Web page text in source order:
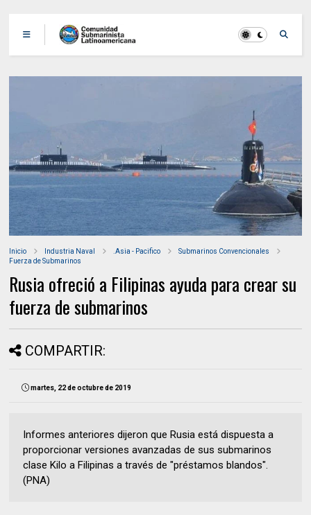
Inicio Industria Naval .Asia - Pacifico
Submarinos Convencionales
Fuerza de Submarinos
Rusia ofreció a Filipinas ayuda para crear su
fuerza de submarinos
COMPARTIR:
martes, 22 de octubre de 2019
Informes anteriores dijeron que Rusia está dispuesta a
proporcionar versiones avanzadas de sus submarinos
clase Kilo a Filipinas a través de "préstamos blandos".
(PNA)